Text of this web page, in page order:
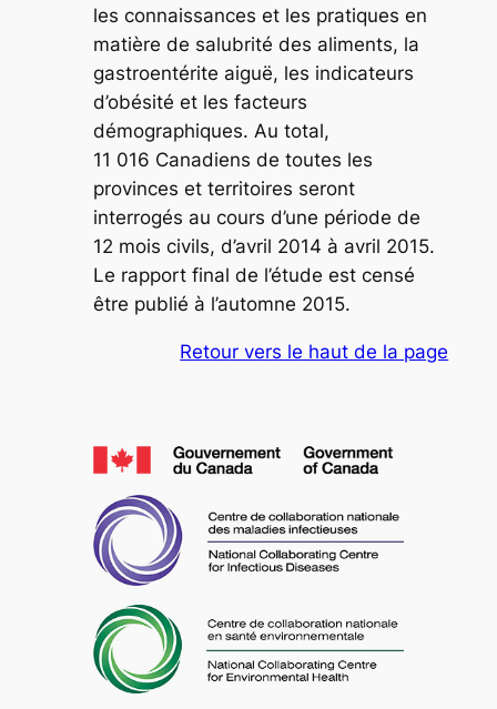
les connaissances et les pratiques en
matière de salubrité des aliments, la
gastroentérite aiguë, les indicateurs
d’obésité et les facteurs
démographiques. Au total,
11 016 Canadiens de toutes les
provinces et territoires seront
interrogés au cours d’une période de
12 mois civils, d’avril 2014 à avril 2015.
Le rapport final de l’étude est censé
être publié à l’automne 2015.
Retour vers le haut de la page